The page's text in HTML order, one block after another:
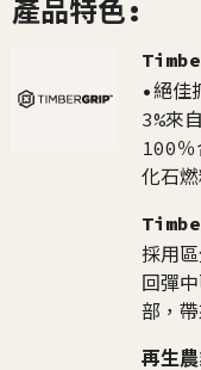
產品特色:
•絕佳
3%來
100
化石
採用
回彈
部，
再生